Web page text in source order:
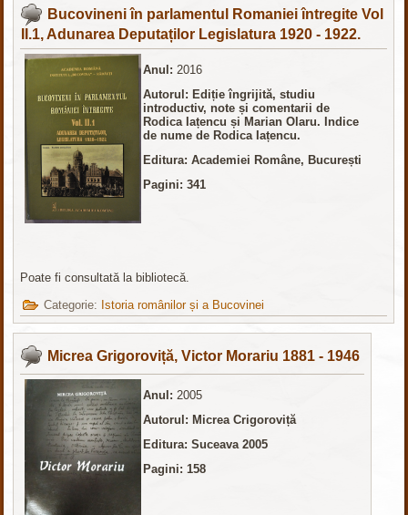
Bucovineni în parlamentul Romaniei întregite Vol
II.1, Adunarea Deputaților Legislatura 1920 - 1922.
Anul:2016
Autorul: Ediție îngrijită, studiu
introductiv, note și comentarii de
Rodica Iațencu și Marian Olaru. Indice
de nume de Rodica Iațencu.
Editura: Academiei Române, București
Pagini: 341
Poate fi consultată la bibliotecă.
Categorie: Istoria românilor și a Bucovinei
Micrea Grigoroviță, Victor Morariu 1881 - 1946
Anul:2005
Autorul: Micrea Crigoroviță
Editura: Suceava 2005
Pagini: 158